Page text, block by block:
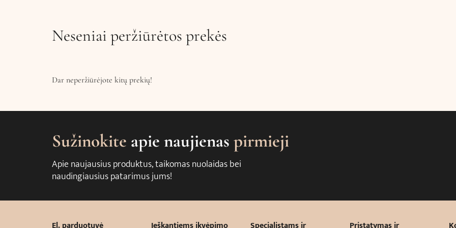
Neseniai peržiūrėtos prekės
Dar neperžiūrėjote kitų prekių!
Sužinokite apie naujienas pirmieji
Apie naujausius produktus, taikomas nuolaidas bei
naudingiausius patarimus jums!